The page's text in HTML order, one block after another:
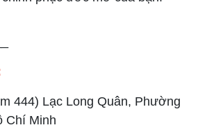
444) Lạc Long Quân, Phường
Chí Minh